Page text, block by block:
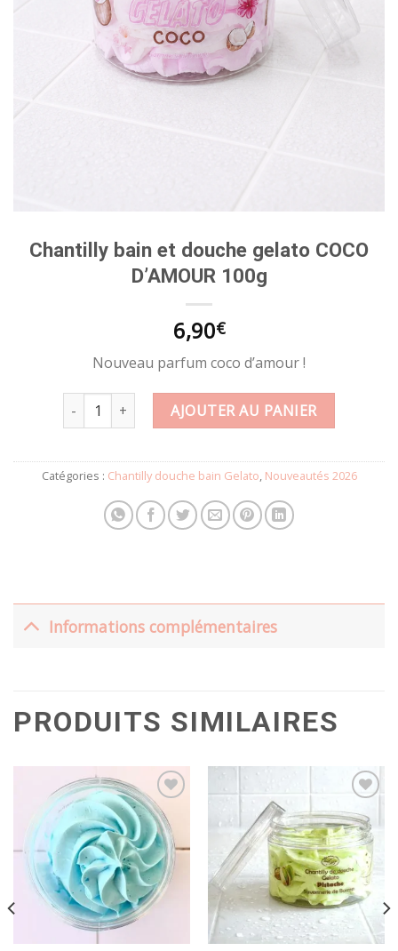
Chantilly bain et douche gelato COCO
D’AMOUR 100g
6,90€
Nouveau parfum coco d’amour !
quantité de Chantilly bain et douche gelato COCO
AJOUTER AU PANIER
Catégories : Chantilly douche bain Gelato, Nouveautés 2026
Informations complémentaires
PRODUITS SIMILAIRES
Ajouter
à la
wishlist
Ajouter
à la
wishlist